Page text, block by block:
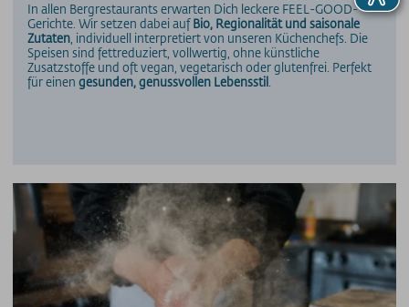
In allen Bergrestaurants erwarten Dich leckere FEEL-GOOD-
Gerichte. Wir setzen dabei aufBio, Regionalität und saisonale
Zutaten , individuell interpretiert von unseren Küchenchefs. Die
Speisen sind fettreduziert, vollwertig, ohne künstliche
Zusatzstoffe und oft vegan, vegetarisch oder glutenfrei. Perfekt
für einengesunden, genussvollen Lebensstil